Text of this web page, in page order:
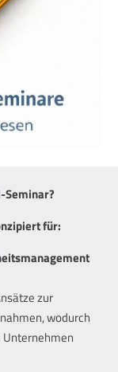
Seminar?
für:
zur
wodurch